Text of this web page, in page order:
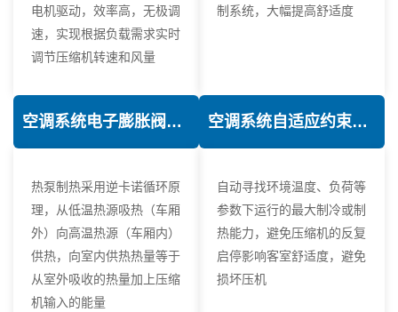
电机驱动，效率高，无极调
速，实现根据负载需求实时
调节压缩机转速和风量
制系统，大幅提高舒适度
空调系统电子膨胀阀热力学优化技术
热泵制热采用逆卡诺循环原
理，从低温热源吸热（车厢
外）向高温热源（车厢内）
供热，向室内供热热量等于
从室外吸收的热量加上压缩
机输入的能量
空调系统自适应约束控制技术
自动寻找环境温度、负荷等
参数下运行的最大制冷或制
热能力，避免压缩机的反复
启停影响客室舒适度，避免
损坏压机